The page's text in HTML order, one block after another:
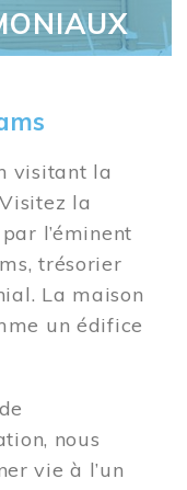
visitant la
la
l’éminent
trésorier
La maison
un édifice
nous
vie à l’un